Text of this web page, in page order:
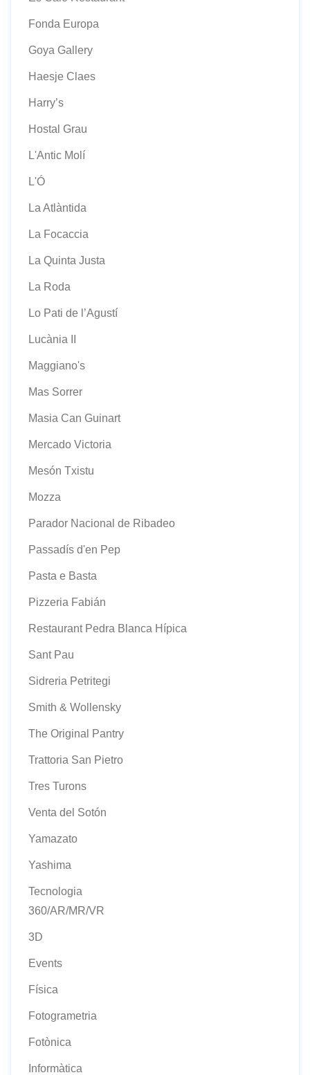
Fonda Europa
Goya Gallery
Haesje Claes
Harry’s
Hostal Grau
L'Antic Molí
L'Ó
La Atlàntida
La Focaccia
La Quinta Justa
La Roda
Lo Pati de l’Agustí
Lucània II
Maggiano's
Mas Sorrer
Masia Can Guinart
Mercado Victoria
Mesón Txistu
Mozza
Parador Nacional de Ribadeo
Passadís d'en Pep
Pasta e Basta
Pizzeria Fabián
Restaurant Pedra Blanca Hípica
Sant Pau
Sidreria Petritegi
Smith & Wollensky
The Original Pantry
Trattoria San Pietro
Tres Turons
Venta del Sotón
Yamazato
Yashima
Tecnologia
360/AR/MR/VR
3D
Events
Física
Fotogrametria
Fotònica
Informàtica